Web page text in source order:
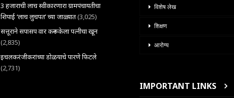
3 हजाराची लाच स्वीकारणारा ग्रामपंचायतीचा
शिपाई ‘लाच लुचपत’ च्या जाळ्यात(3,025)
सत्तूराने सपासप वार करून केला पत्नीचा खून
(2,835)
इचलकरंजीकरांच्या डोळयाचे पारणे फिटले
(2,731)
विशेष लेख
शिक्षण
आरोग्य
IMPORTANT LINKS